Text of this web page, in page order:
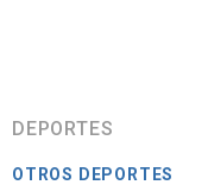
DEPORTES
OTROS DEPORTES